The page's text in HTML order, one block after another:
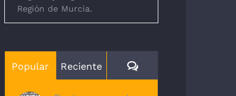
Región de Murcia.
Popular Reciente Comentarios